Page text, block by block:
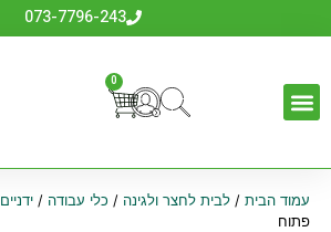
073-7796-243
0
עמוד הבית/ לבית לחצר ולגינה / כלי עבודה / ידניים
פתוח